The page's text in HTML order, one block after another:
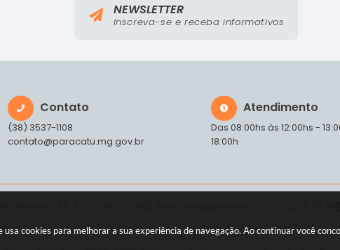
cookies para melhorar a sua experiência de navegação. Ao continuar você
Contato
(38) 3537-1108
contato@paracatu.mg.gov.br
Atendimento
Das 08:00hs às 12:00hs -
18:00h
NEWSLETTER
Inscreva-se e receba informativos